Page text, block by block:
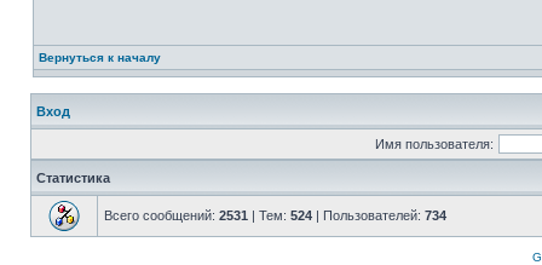
Вернуться к началу
Вход
Имя пользователя:
Статистика
Всего сообщений: 2531 | Тем: 524 | Пользователей: 734